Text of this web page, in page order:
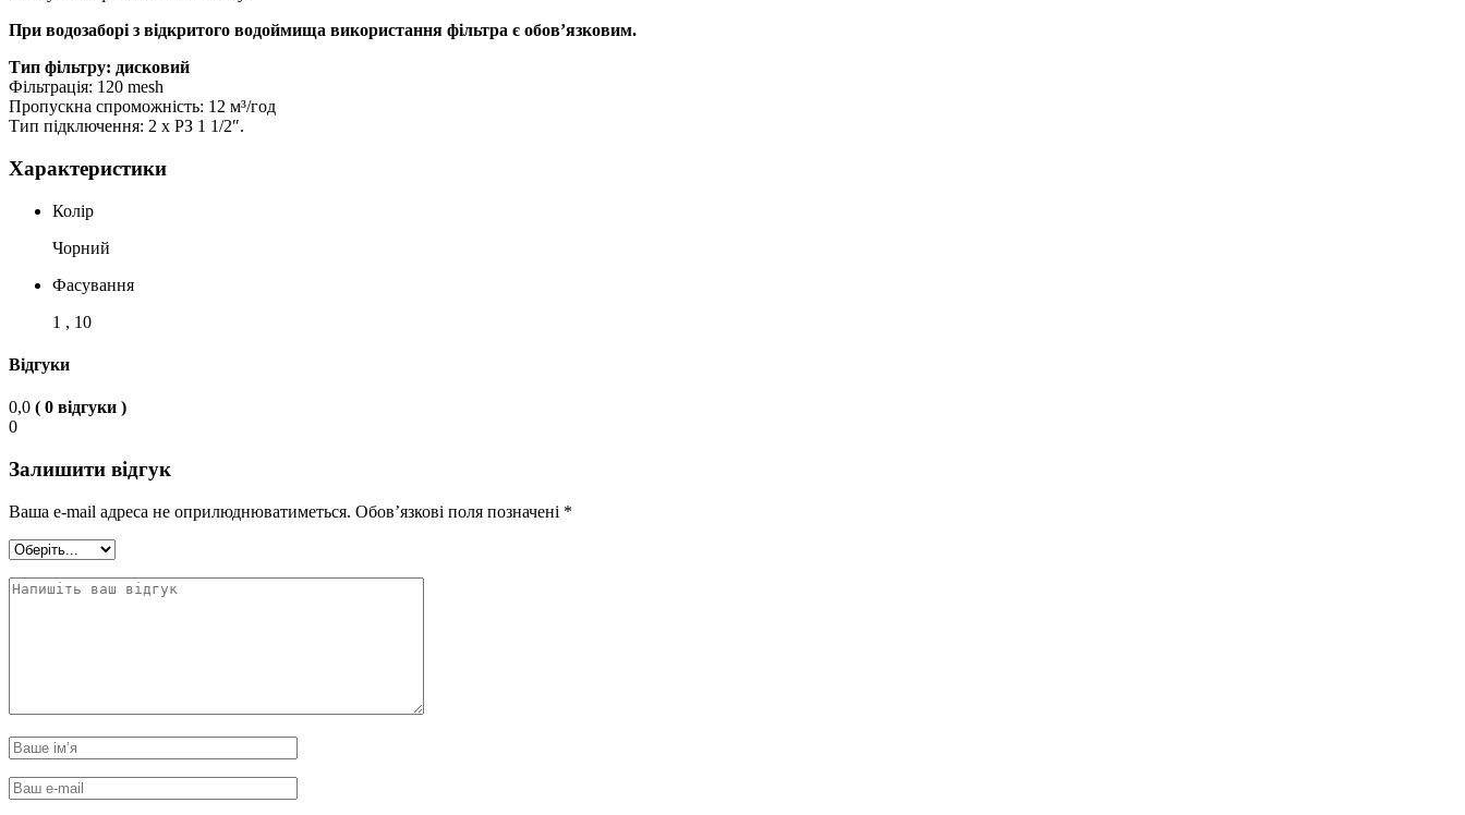
При водозаборі з відкритого водоймища використання фільтра є обов’язковим.
Тип фільтру: дисковий
Фільтрація: 120 mesh
Пропускна спроможність: 12 м³/год
Тип підключення: 2 х РЗ 1 1/2″.
Характеристики
Колір
Чорний
Фасування
1 , 10
Відгуки
0,0 ( 0 відгуки )
0
Залишити відгук
Ваша e-mail адреса не оприлюднюватиметься. Обов’язкові поля позначені *